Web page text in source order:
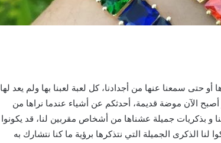
حتى سمعنا عنها من أجدادنا، كل لعبة لعبنا بها ولم يعد لها
الآن موضة قديمة، أحدثكم عن أشياء عندما نراها من
و بذكريات جميلة عشناها من أشخاص مقربين لنا، قد يكونوا
لنا الذكرى الجميلة التي نتذكرها برؤية ما كنا نتشارك به